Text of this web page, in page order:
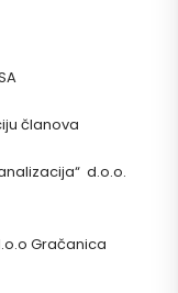
članova
d.o.o.
Gračanica